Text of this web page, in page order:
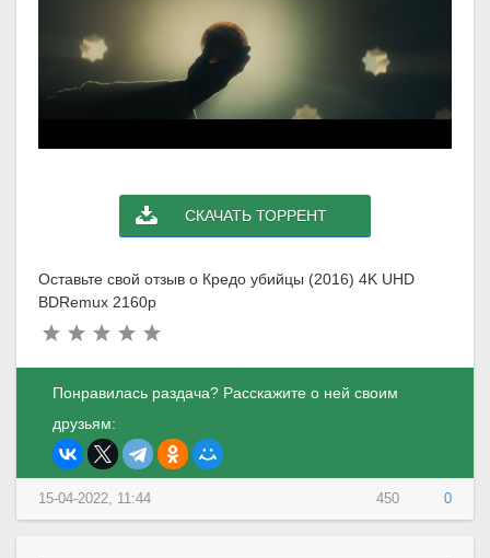
СКАЧАТЬ ТОРРЕНТ
Оставьте свой отзыв о Кредо убийцы (2016) 4K UHD
BDRemux 2160p
Понравилась раздача? Расскажите о ней своим
друзьям:
450 0
15-04-2022, 11:44